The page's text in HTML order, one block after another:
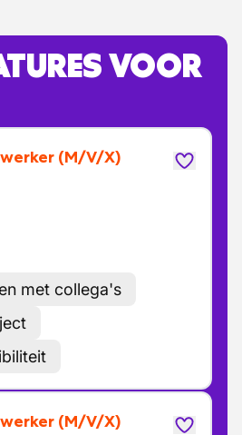
VOOR
(M/V/X)
met collega's
(M/V/X)